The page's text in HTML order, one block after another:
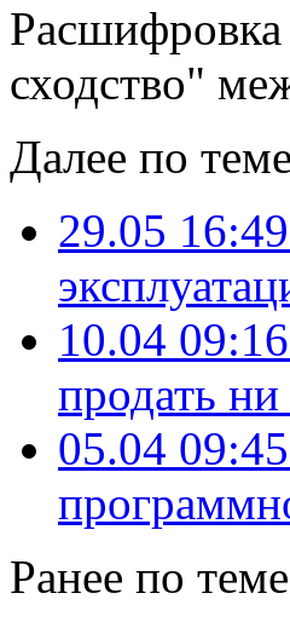
сходство"
Далее по теме
29.05 16:49
10.04 09:16
продать
05.04 09:45
Ранее по теме